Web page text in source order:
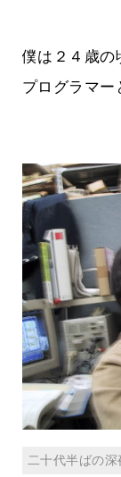
僕は２４歳の
プログラマー
二十代半ばの深